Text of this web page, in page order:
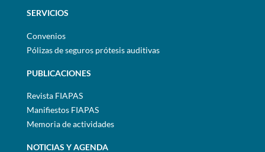
SERVICIOS
Convenios
Pólizas de seguros prótesis auditivas
PUBLICACIONES
Revista FIAPAS
Manifiestos FIAPAS
Memoria de actividades
NOTICIAS Y AGENDA